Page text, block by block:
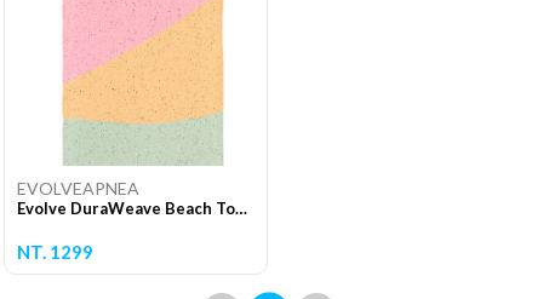
EVOLVEAPNEA
Evolve DuraWeave Beach Towel
NT. 1299